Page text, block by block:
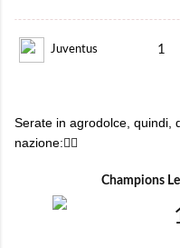
Juventus 1
Serate in agrodolce, quindi,
nazione:👇🏻
Champions